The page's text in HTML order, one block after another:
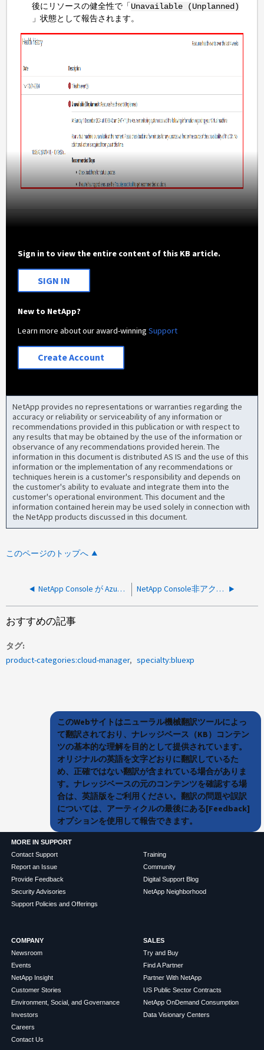
後にリソースの健全性で「Unavailable (Unplanned)
」状態として報告されます。
Sign in to view the entire content of this KB article.
SIGN IN
New to NetApp?
Learn more about our award-winningSupport
Create Account
NetApp provides no representations or warranties regarding the
accuracy or reliability or serviceability of any information or
recommendations provided in this publication or with respect to
any results that may be obtained by the use of the information or
observance of any recommendations provided herein. The
information in this document is distributed AS IS and the use of this
information or the implementation of any recommendations or
techniques herein is a customer's responsibility and depends on
the customer's ability to evaluate and integrate them into the
customer's operational environment. This document and the
information contained herein may be used solely in connection with
the NetApp products discussed in this document.
このページのトップへ
NetApp Console が Azure サービス プリンシパル クライアント シークレットの更新に失敗する NetApp Console非アクティブエージェント解決ガイド
おすすめの記事
タグ
product-categories:cloud-manager
specialty:bluexp
このWebサイトはニューラル機械翻訳ツールによっ
て翻訳されており、ナレッジベース（KB）コンテン
ツの基本的な理解を目的として提供されています。
オリジナルの英語を文字どおりに翻訳しているた
め、正確ではない翻訳が含まれている場合がありま
す。ナレッジベースの元のコンテンツを確認する場
合は、英語版をご利用ください。翻訳の問題や誤訳
については、アーティクルの最後にある[Feedback]
オプションを使用して報告できます。
MORE IN SUPPORT
Contact Support
Report an Issue
Provide Feedback
Security Advisories
Support Policies and Offerings
Training
Community
Digital Support Blog
NetApp Neighborhood
COMPANY
Newsroom
Events
NetApp Insight
Customer Stories
Environment, Social, and Governance
Investors
Careers
Contact Us
SALES
Try and Buy
Find A Partner
Partner With NetApp
US Public Sector Contracts
NetApp OnDemand Consumption
Data Visionary Centers